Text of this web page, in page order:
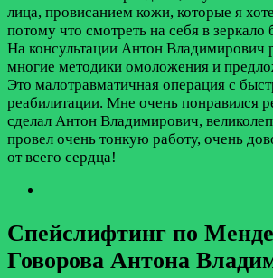
лица, провисанием кожи, которые я
потому что смотреть на себя в
На консультации Антон Владимирович
многие методики омоложения и
Это малотравматичная операция с
реабилитации. Мне очень понравился
сделал Антон Владимирович,
провел очень тонкую работу, очень
от всего сердца!
Спейслифтинг по
Говорова Антона